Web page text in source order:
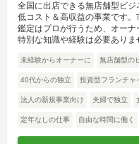
全国に出店できる無店舗型ビジ
低コスト＆高収益の事業です。
鑑定はプロが行うため、オーナ
特別な知識や経験は必要ありま
未経験からオーナーに 無店舗型の
40代からの独立 投資型フランチャ
法人の新規事業向け 夫婦で独立
定年なしの仕事 自由な時間に働く